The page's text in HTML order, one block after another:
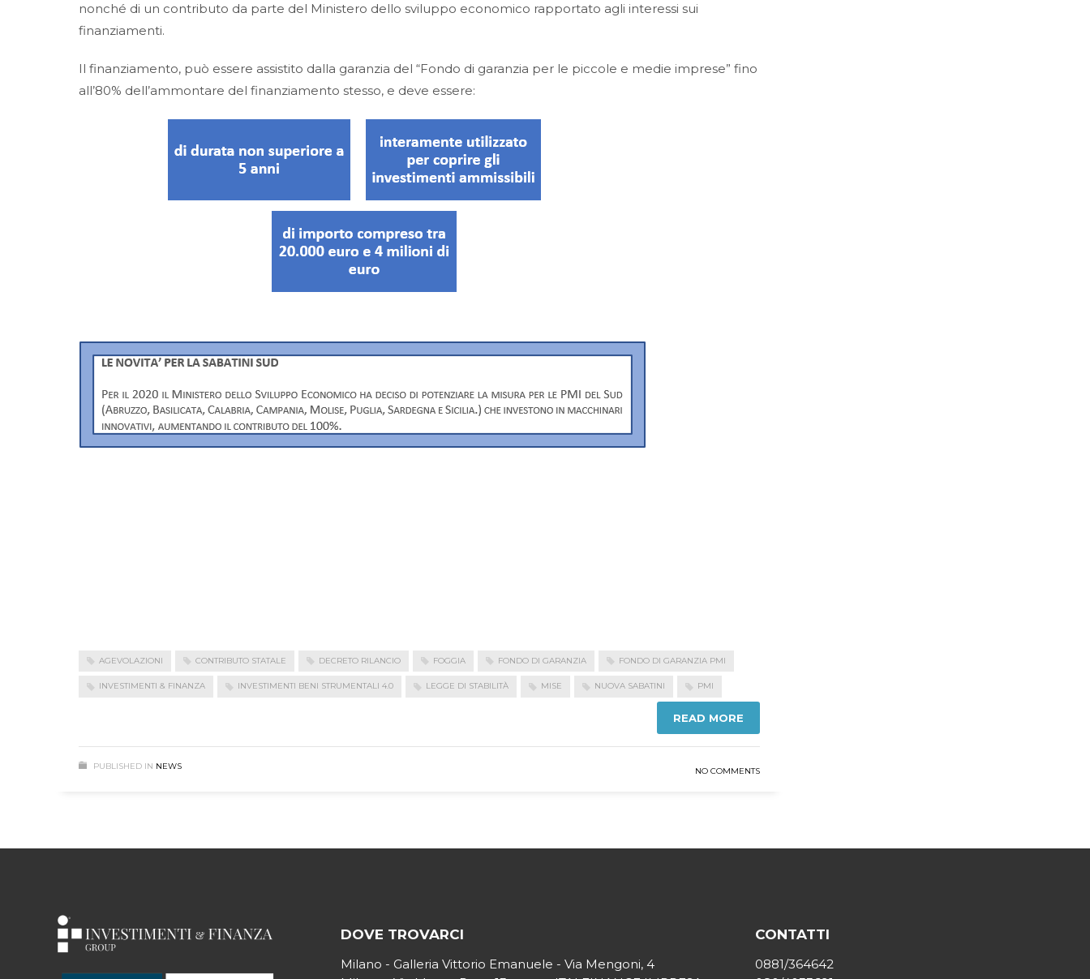
nonché di un contributo da parte del Ministero dello sviluppo economico rapportato agli interessi sui
finanziamenti.
Il finanziamento, può essere assistito dalla garanzia del “Fondo di garanzia per le piccole e medie imprese” fino
all’80% dell’ammontare del finanziamento stesso, e deve essere:
AGEVOLAZIONI CONTRIBUTO STATALE DECRETO RILANCIO FOGGIA FONDO DI GARANZIA FONDO DI GARANZIA PMI
INVESTIMENTI & FINANZA INVESTIMENTI BENI STRUMENTALI 4.0 LEGGE DI STABILITÀ MISE NUOVA SABATINI PMI
READ MORE
PUBLISHED IN NEWS NO COMMENTS
DOVE TROVARCI
Milano - Galleria Vittorio Emanuele - Via Mengoni, 4
CONTATTI
0881/364642